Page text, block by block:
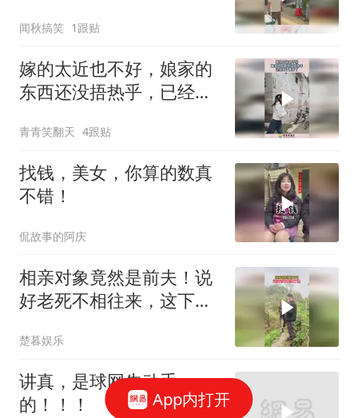
闻秋搞笑 1跟贴
嫁的太近也不好，娘家的
东西还没捂热乎，已经到
青青笑翻天 4跟贴
找钱，美女，你算的数真
不错！
侃故事的阿庆
相亲对象竟然是前夫！说
好老死不相往来，这下尴
楚暮娱乐
讲真，是球网先动手
的！！！
App内打开